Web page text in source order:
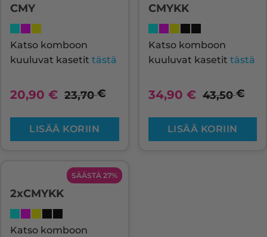
CMY
Katso komboon
kuuluvat kasetit tästä
20,90 € 23,70€
LISÄÄ KORIIN
CMYKK
Katso komboon
kuuluvat kasetit tästä
34,90 € 43,50€
LISÄÄ KORIIN
SÄÄSTÄ 27%
2xCMYKK
Katso komboon